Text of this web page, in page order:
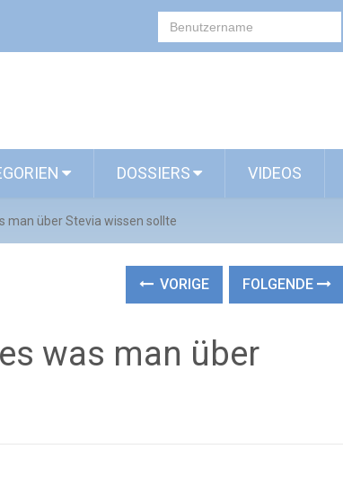
DOSSIERS VIDEOS
man über Stevia wissen sollte
VORIGE FOLGENDE
was man über